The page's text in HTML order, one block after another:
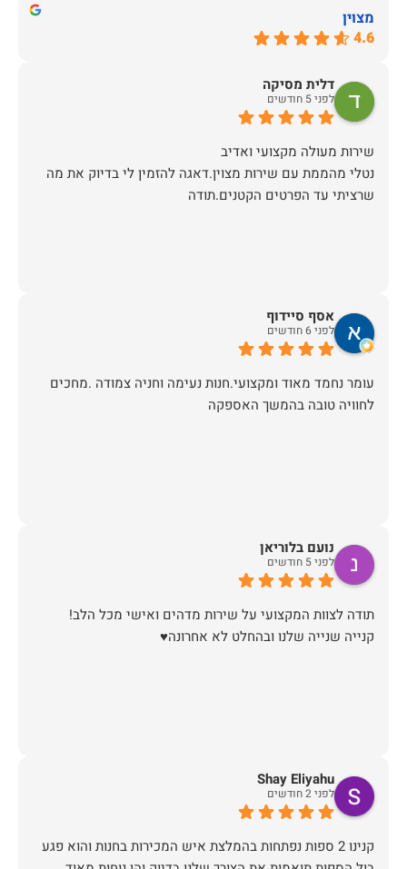
מצוין
4.6
דלית מסיקה
לפני 5 חודשים
נטלי מהממת עם שירות מצוין.דאגה להזמין לי בדיוק את מה
שרציתי עד הפרטים הקטנים.תודה
אסף סיידוף
לפני 6 חודשים
עומר נחמד מאוד ומקצועי.חנות נעימה וחניה צמודה .מחכים
לחוויה טובה בהמשך האספקה
נועם בלוריאן
לפני 5 חודשים
קנייה שנייה שלנו ובהחלט לא אחרונה♥️
Shay Eliyahu
לפני 2 חודשים
קנינו 2 ספות נפתחות בהמלצת איש המכירות בחנות והוא פגע